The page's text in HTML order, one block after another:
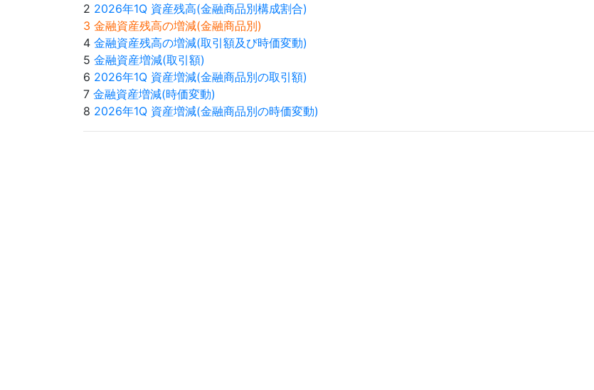
2 2026年1Q 資産残高(金融商品別構成割合)
3 金融資産残高の増減(金融商品別)
4 金融資産残高の増減(取引額及び時価変動)
5 金融資産増減(取引額)
6 2026年1Q 資産増減(金融商品別の取引額)
7 金融資産増減(時価変動)
8 2026年1Q 資産増減(金融商品別の時価変動)